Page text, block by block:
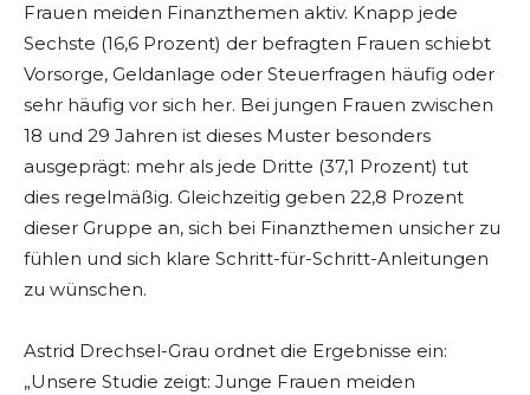
Frauen meiden Finanzthemen aktiv. Knapp jede
Sechste (16,6 Prozent) der befragten Frauen schiebt
Vorsorge, Geldanlage oder Steuerfragen häufig oder
sehr häufig vor sich her. Bei jungen Frauen zwischen
18 und 29 Jahren ist dieses Muster besonders
ausgeprägt: mehr als jede Dritte (37,1 Prozent) tut
dies regelmäßig. Gleichzeitig geben 22,8 Prozent
dieser Gruppe an, sich bei Finanzthemen unsicher zu
fühlen und sich klare Schritt-für-Schritt-Anleitungen
zu wünschen.
Astrid Drechsel-Grau ordnet die Ergebnisse ein:
„Unsere Studie zeigt: Junge Frauen meiden